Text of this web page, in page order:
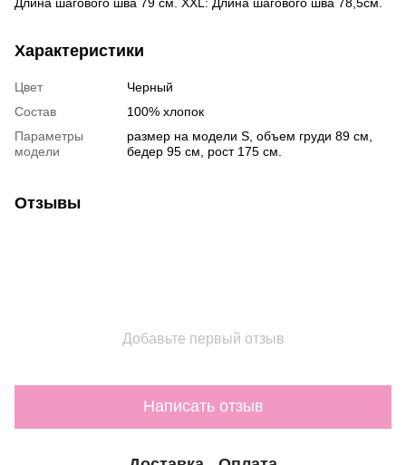
Характеристики
Цвет
Черный
Состав
100% хлопок
Параметры
модели
размер на модели S, объем груди 89 см,
бедер 95 см, рост 175 см.
Отзывы
Добавьте первый отзыв
Написать отзыв